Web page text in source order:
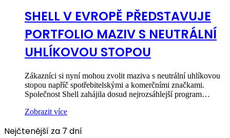
SHELL V EVROPĚ PŘEDSTAVUJE
PORTFOLIO MAZIV S NEUTRÁLNÍ
UHLÍKOVOU STOPOU
Zákazníci si nyní mohou zvolit maziva s neutrální uhlíkovou
stopou napříč spotřebitelskými a komerčními značkami.
Společnost Shell zahájila dosud nejrozsáhlejší program…
Zobrazit více
Nejčtenější za 7 dní